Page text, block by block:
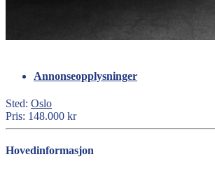
Annonseopplysninger
Sted: Oslo
Pris: 148.000 kr
Hovedinformasjon